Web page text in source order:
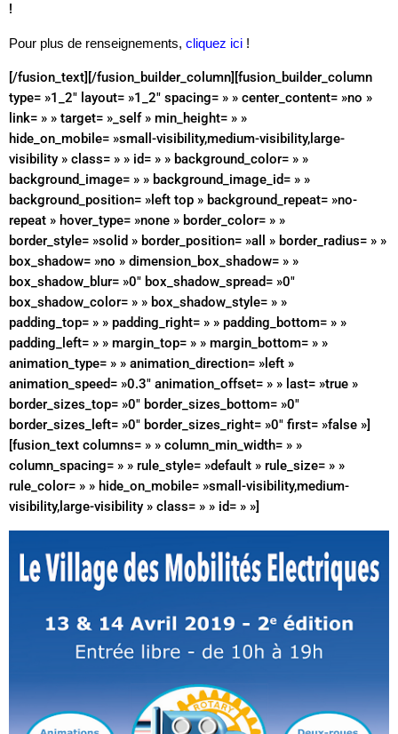
!
Pour plus de renseignements, cliquez ici !
[/fusion_text][/fusion_builder_column][fusion_builder_column
type= »1_2″ layout= »1_2″ spacing= » » center_content= »no »
link= » » target= »_self » min_height= » »
hide_on_mobile= »small-visibility,medium-visibility,large-
visibility » class= » » id= » » background_color= » »
background_image= » » background_image_id= » »
background_position= »left top » background_repeat= »no-
repeat » hover_type= »none » border_color= » »
border_style= »solid » border_position= »all » border_radius= » »
box_shadow= »no » dimension_box_shadow= » »
box_shadow_blur= »0″ box_shadow_spread= »0″
box_shadow_color= » » box_shadow_style= » »
padding_top= » » padding_right= » » padding_bottom= » »
padding_left= » » margin_top= » » margin_bottom= » »
animation_type= » » animation_direction= »left »
animation_speed= »0.3″ animation_offset= » » last= »true »
border_sizes_top= »0″ border_sizes_bottom= »0″
border_sizes_left= »0″ border_sizes_right= »0″ first= »false »]
[fusion_text columns= » » column_min_width= » »
column_spacing= » » rule_style= »default » rule_size= » »
rule_color= » » hide_on_mobile= »small-visibility,medium-
visibility,large-visibility » class= » » id= » »]